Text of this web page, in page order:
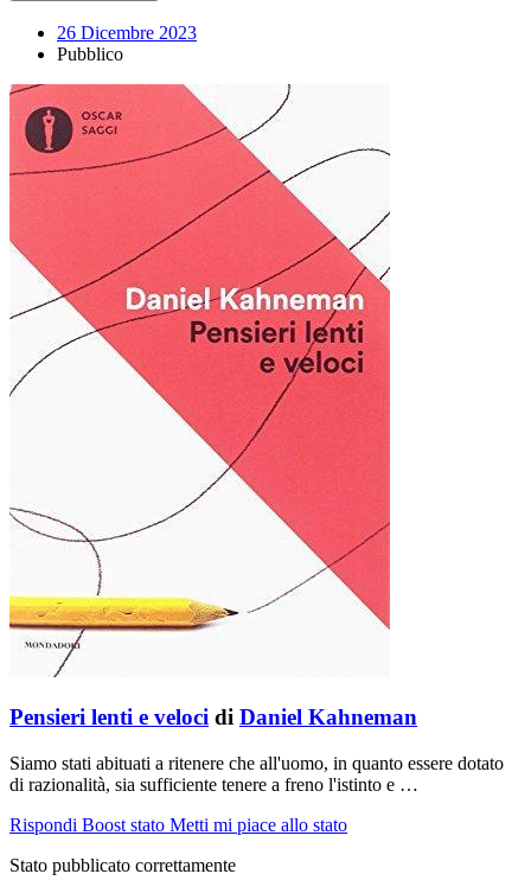
26 Dicembre 2023
Pubblico
Pensieri lenti e veloci di Daniel Kahneman
Siamo stati abituati a ritenere che all'uomo, in quanto essere dotato
di razionalità, sia sufficiente tenere a freno l'istinto e …
Rispondi Boost stato Metti mi piace allo stato
Stato pubblicato correttamente